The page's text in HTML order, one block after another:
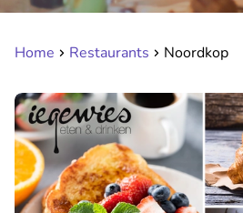
Home Restaurants Noordkop